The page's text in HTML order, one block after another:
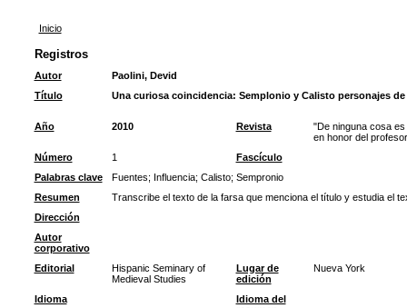
Inicio
Registros
Autor
Paolini, Devid
Título
Una curiosa coincidencia: Semplonio y Calisto personajes
Año 2010 Revista
"De ninguna cosa
en honor del
Número
1
Fascículo
Palabras clave
Fuentes; Influencia; Calisto; Sempronio
Resumen
Transcribe el texto de la farsa que menciona el título y estudia el
Dirección
Autor
corporativo
Editorial
Hispanic Seminary of
Medieval Studies
Lugar de
edición
Nueva York
Idioma
Idioma del